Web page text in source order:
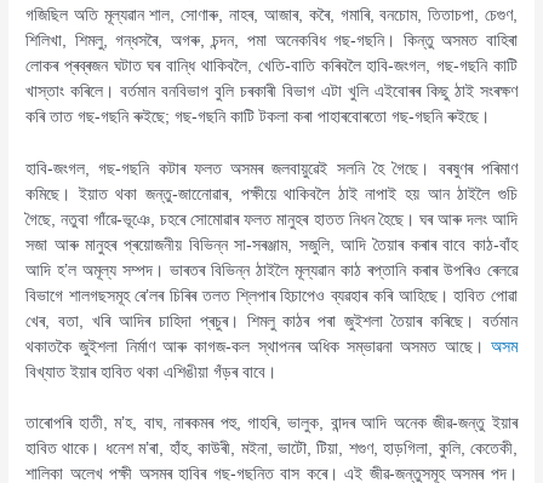
গজিছিল অতি মূল্যৱান শাল, সােণাৰু, নাহৰ, আজাৰ, কৰৈ, গমাৰি, বনচোম, তিতাচপা, চেগুণ,
শিলিখা, শিমলু, গন্ধসৰৈ, অগৰু, চন্দন, পমা অনেকবিধ গছ-গছনি। কিন্তু অসমত বাহিৰা
লােকৰ প্ৰব্ৰজন ঘটাত ঘৰ বান্ধি থাকিবলৈ, খেতি-বাতি কৰিবলৈ হাবি-জংগল, গছ-গছনি কাটি
খাস্তাং কৰিলে। বৰ্তমান বনবিভাগ বুলি চৰকাৰী বিভাগ এটা খুলি এইবােৰৰ কিছু ঠাই সংৰক্ষণ
কৰি তাত গছ-গছনি ৰুইছে; গছ-গছনি কাটি টকলা কৰা পাহাৰবােৰতাে গছ-গছনি ৰুইছে।
হাবি-জংগল, গছ-গছনি কটাৰ ফলত অসমৰ জলবায়ুৱেই সলনি হৈ গৈছে। বৰষুণৰ পৰিমাণ
কমিছে। ইয়াত থকা জন্তু-জানোেৱাৰ, পক্ষীয়ে থাকিবলৈ ঠাই নাপাই হয় আন ঠাইলৈ গুচি
গৈছে, নতুবা গাঁৱে-ভূঞে, চহৰে সােমােৱাৰ ফলত মানুহৰ হাতত নিধন হৈছে। ঘৰ আৰু দলং আদি
সজা আৰু মানুহৰ প্ৰয়ােজনীয় বিভিন্ন সা-সৰঞ্জাম, সজুলি, আদি তৈয়াৰ কৰাৰ বাবে কাঠ-বাঁহ
আদি হ’ল অমূল্য সম্পদ। ভাৰতৰ বিভিন্ন ঠাইলৈ মূল্যৱান কাঠ ৰপ্তানি কৰাৰ উপৰিও ৰেলৱে
বিভাগে শালগছসমূহ ৰে’লৰ চিৰিৰ তলত শ্লিপাৰ হিচাপেও ব্যৱহাৰ কৰি আহিছে। হাবিত পােৱা
খেৰ, বতা, খৰি আদিৰ চাহিদা প্ৰচুৰ। শিমলু কাঠৰ পৰা জুইশলা তৈয়াৰ কৰিছে। বৰ্তমান
থকাতকৈ জুইশলা নিৰ্মাণ আৰু কাগজ-কল স্থাপনৰ অধিক সম্ভাৱনা অসমত আছে। অসম
বিখ্যাত ইয়াৰ হাবিত থকা এশিঙীয়া গঁড়ৰ বাবে।
তাৰােপৰি হাতী, ম’হ, বাঘ, নাৰকমৰ পহু, গাহৰি, ভালুক, বান্দৰ আদি অনেক জীৱ-জন্তু ইয়াৰ
হাবিত থাকে। ধনেশ ম’ৰা, হাঁহ, কাউৰী, মইনা, ভাটৌ, টিয়া, শগুণ, হাড়গিলা, কুলি, কেতেকী,
শালিকা অলেখ পক্ষী অসমৰ হাবিৰ গছ-গছনিত বাস কৰে। এই জীৱ-জন্তুসমূহ অসমৰ পদ।